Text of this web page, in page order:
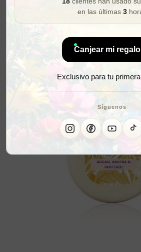
en las últimas 3
Canjear mi
Exclusivo para tu
Síguenos